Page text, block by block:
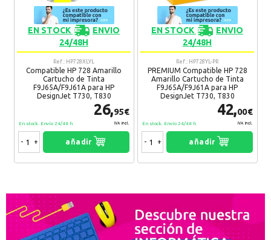
EN STOCK
ENVIO
24/48H
Ref.: HP728XLYL
Compatible HP 728 Amarillo
Cartucho de Tinta
F9J65A/F9J61A para HP
DesignJet T730, T830
26,95€
IVA Incl.
En stock. Envío 24/48 h
- + añadir
EN STOCK
ENVIO
24/48H
Ref.: HP728YL-PR
PREMIUM Compatible HP 728
Amarillo Cartucho de Tinta
F9J65A/F9J61A para HP
DesignJet T730, T830
42,00€
IVA Incl.
En stock. Envío 24/48 h
- + añadir